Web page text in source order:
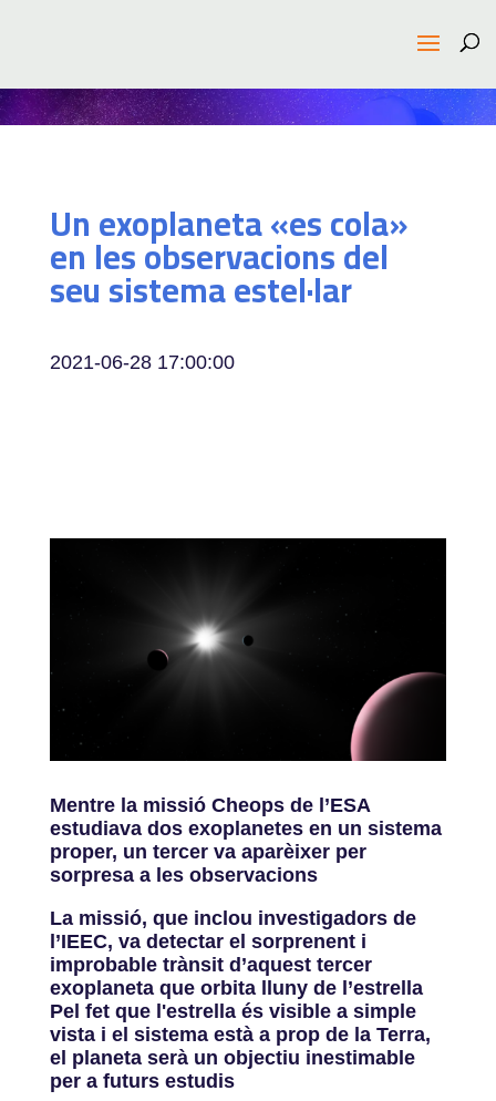
Un exoplaneta «es cola»
en les observacions del
seu sistema estel·lar
2021-06-28 17:00:00
Mentre la missió Cheops de l’ESA
estudiava dos exoplanetes en un sistema
proper, un tercer va aparèixer per
sorpresa a les observacions
La missió, que inclou investigadors de
l’IEEC, va detectar el sorprenent i
improbable trànsit d’aquest tercer
exoplaneta que orbita lluny de l’estrella
Pel fet que l'estrella és visible a simple
vista i el sistema està a prop de la Terra,
el planeta serà un objectiu inestimable
per a futurs estudis